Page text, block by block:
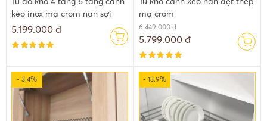
kéo inox mạ crom nan sợi
5.199.000 đ
mạ crom
6.449.000 đ
5.799.000 đ
- 3.4% - 13.9%